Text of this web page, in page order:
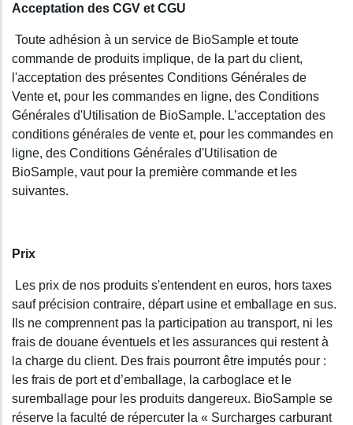
Acceptation des CGV et CGU
Toute adhésion à un service de BioSample et toute
commande de produits implique, de la part du client,
l'acceptation des présentes Conditions Générales de
Vente et, pour les commandes en ligne, des Conditions
Générales d'Utilisation de BioSample. L’acceptation des
conditions générales de vente et, pour les commandes en
ligne, des Conditions Générales d'Utilisation de
BioSample, vaut pour la première commande et les
suivantes.
Prix
Les prix de nos produits s'entendent en euros, hors taxes
sauf précision contraire, départ usine et emballage en sus.
Ils ne comprennent pas la participation au transport, ni les
frais de douane éventuels et les assurances qui restent à
la charge du client. Des frais pourront être imputés pour :
les frais de port et d’emballage, la carboglace et le
suremballage pour les produits dangereux. BioSample se
réserve la faculté de répercuter la « Surcharges carburant